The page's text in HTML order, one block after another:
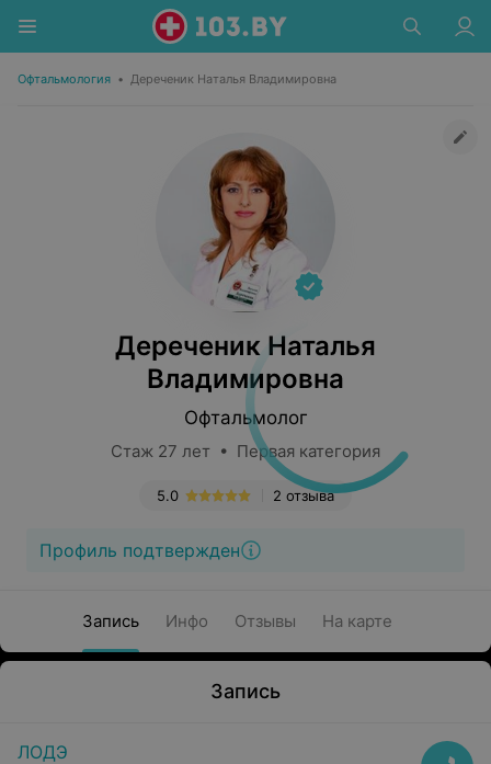
Офтальмология • Дереченик Наталья Владимировна
Дереченик Наталья
Владимировна
Офтальмолог
Стаж 27 лет • Первая категория
2 отзыва
5.0
Профиль подтвержден
Запись Инфо Отзывы На карте
Запись
ЛОДЭ